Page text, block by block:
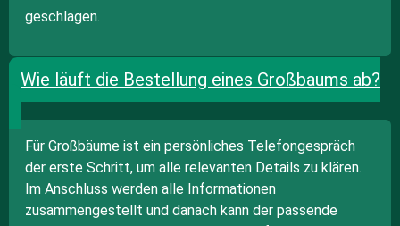
geschlagen.
Wie läuft die Bestellung eines Großbaums ab?
Für Großbäume ist ein persönliches Telefongespräch
der erste Schritt, um alle relevanten Details zu klären.
Im Anschluss werden alle Informationen
zusammengestellt und danach kann der passende